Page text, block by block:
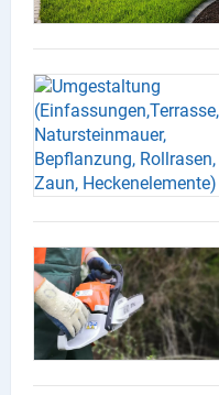
Veranstaltungen
Branchen
Marken
Partner
Firmen
Kontaktseite